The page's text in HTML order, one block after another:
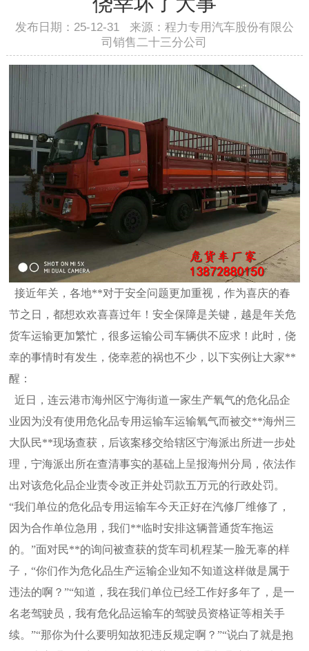
发布日期：25-12-31 来源：程力专用汽车股份有限公
司销售二十三分公司
接近年关，各地**对于安全问题更加重视，作为喜庆的春
节之日，都想欢欢喜喜过年！安全保障是关键，越是年关危
货车运输更加繁忙，很多运输公司车辆供不应求！此时，侥
幸的事情时有发生，侥幸惹的祸也不少，以下实例让大家**
醒：
近日，连云港市海州区宁海街道一家生产氧气的危化品企
业因为没有使用危化品专用运输车运输氧气而被交**海州三
大队民**现场查获 ，后该案移交给辖区宁海派出所进一步处
理，宁海派出所在查清事实的基础上呈报海州分局，依法作
出对该危化品企业责令改正并处罚款五万元的行政处罚。
“我们单位的危化品专用运输车今天正好在汽修厂维修了，
因为合作单位急用，我们**临时安排这辆普通货车拖运
的。”面对民**的询问被查获的货车司机程某一脸无辜的样
子，“你们作为危化品生产运输企业知不知道这样做是属于
违法的啊？”“知道，我在我们单位已经工作好多年了，是一
名老驾驶员，我有危化品运输车的驾驶员资格证等相关手
续。”“那你为什么要明知故犯违反规定啊？”“说白了就是抱